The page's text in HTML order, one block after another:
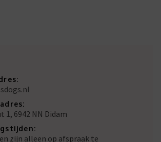
1, 6942 NN Didam
zijn alleen op afspraak te